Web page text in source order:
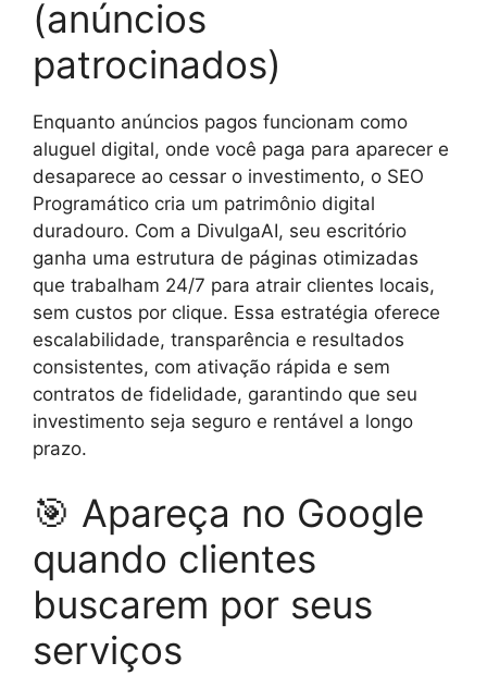
(anúncios
patrocinados)
Enquanto anúncios pagos funcionam como
aluguel digital, onde você paga para aparecer e
desaparece ao cessar o investimento, o SEO
Programático cria um patrimônio digital
duradouro. Com a DivulgaAI, seu escritório
ganha uma estrutura de páginas otimizadas
que trabalham 24/7 para atrair clientes locais,
sem custos por clique. Essa estratégia oferece
escalabilidade, transparência e resultados
consistentes, com ativação rápida e sem
contratos de fidelidade, garantindo que seu
investimento seja seguro e rentável a longo
prazo.
🎯 Apareça no Google
quando clientes
buscarem por seus
serviços